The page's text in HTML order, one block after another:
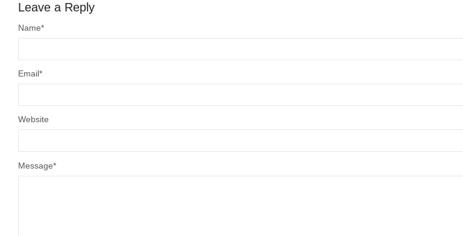
Leave a Reply
Message*
Name*
Email*
Website